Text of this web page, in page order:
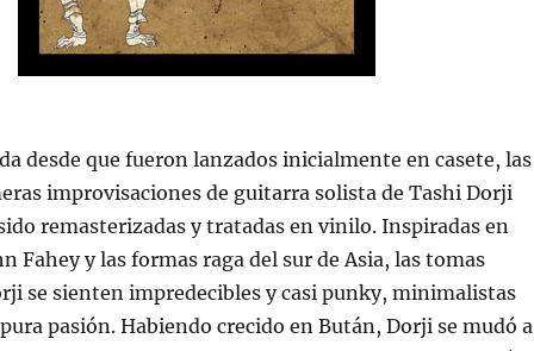
desde que fueron lanzados inicialmente en casete, las
improvisaciones de guitarra solista de Tashi Dorji
remasterizadas y tratadas en vinilo. Inspiradas en
Fahey y las formas raga del sur de Asia, las tomas
se sienten impredecibles y casi punky, minimalistas
pasión. Habiendo crecido en Bután, Dorji se mudó a